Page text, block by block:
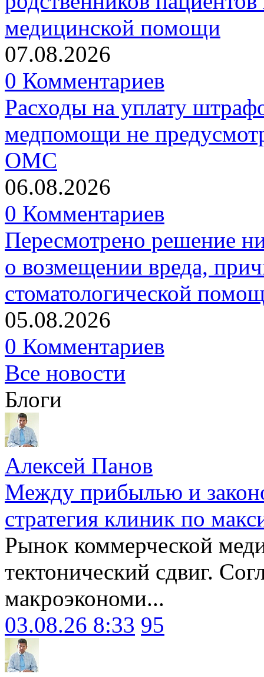
медицинской помощи
07.08.2026
0 Комментариев
Расходы на уплату
медпомощи не
ОМС
06.08.2026
0 Комментариев
Пересмотрено решение
о возмещении вреда,
стоматологической
05.08.2026
0 Комментариев
Все новости
Блоги
Алексей Панов
Между прибылью и
стратегия клиник по
Рынок коммерческой
тектонический сдвиг.
макроэкономи...
03.08.26 8:33 95